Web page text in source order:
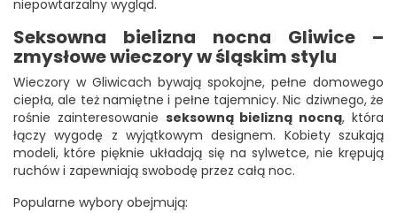
niepowtarzalny wygląd.
Seksowna bielizna nocna Gliwice –
zmysłowe wieczory w śląskim stylu
Wieczory w Gliwicach bywają spokojne, pełne domowego
ciepła, ale też namiętne i pełne tajemnicy. Nic dziwnego, że
rośnie zainteresowanie seksowną bielizną nocną, która
łączy wygodę z wyjątkowym designem. Kobiety szukają
modeli, które pięknie układają się na sylwetce, nie krępują
ruchów i zapewniają swobodę przez całą noc.
Popularne wybory obejmują: